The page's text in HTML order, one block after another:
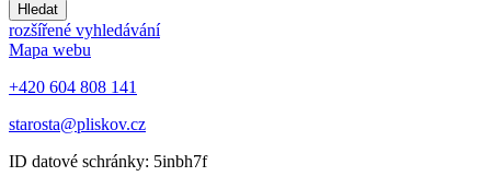
Hledat
rozšířené vyhledávání
Mapa webu
+420 604 808 141
starosta@pliskov.cz
ID datové schránky: 5inbh7f